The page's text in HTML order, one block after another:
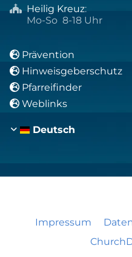
 Heilig Kreuz:
Mo-So 8-18 Uhr
 Prävention
 Hinweisgeberschutz
 Pfarreifinder
 Weblinks
Deutsch
Impressum